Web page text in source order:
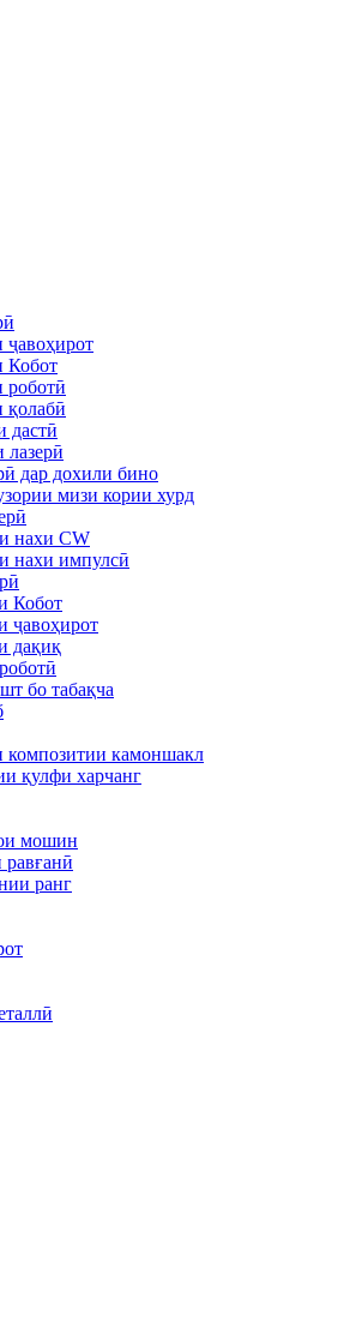
дастӣ
дар дохили бино
мизи кории хурд
нахи CW
нахи импулсӣ
Кобот
ҷавоҳирот
дақиқ
бо табақча
камоншакл
қулфи харчанг
мошин
равғанӣ
ранг